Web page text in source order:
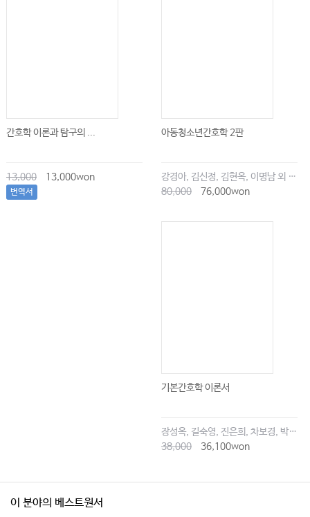
간호학 이론과 탐구의 ...
13,000 13,000won
번역서
아동청소년간호학 2판
강경아, 김신정, 김현옥, 이명남 외 공저
80,000
76,000won
기본간호학 이론서
장성옥, 길숙영, 진은희, 차보경, 박창승, 김영희, 임세현, 김은재, 이해랑
38,000
36,100won
이 분야의 베스트원서